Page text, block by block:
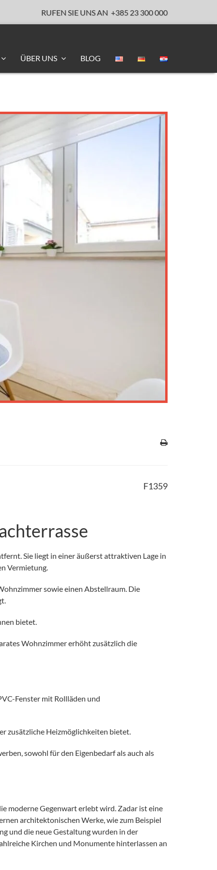
RUFEN SIE UNS AN +385 23 300 000
ÜBER UNS BLOG
F1359
Sie liegt in einer äußerst attraktiven Lage in
Vermietung.
sowie einen Abstellraum. Die
bietet.
Wohnzimmer erhöht zusätzlich die
Fenster mit Rollläden und
zusätzliche Heizmöglichkeiten bietet.
sowohl für den Eigenbedarf als auch als
moderne Gegenwart erlebt wird. Zadar ist eine
architektonischen Werke, wie zum Beispiel
und die neue Gestaltung wurden in der
Kirchen und Monumente hinterlassen an